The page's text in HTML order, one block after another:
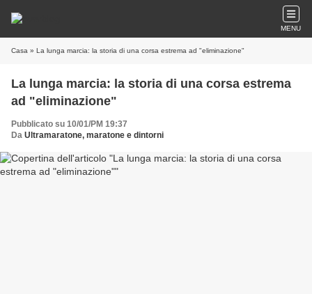
MENU
Casa » La lunga marcia: la storia di una corsa estrema ad "eliminazione"
La lunga marcia: la storia di una corsa estrema
ad "eliminazione"
Pubblicato su 10/01/PM 19:37
Da Ultramaratone, maratone e dintorni